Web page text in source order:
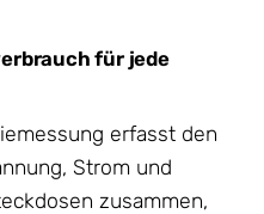
für jede
erfasst den
Strom und
zusammen,